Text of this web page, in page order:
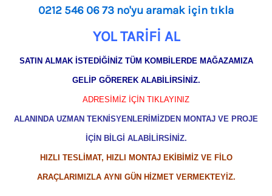
0212 546 06 73 no'yu aramak için tıkla
YOL TARİFİ AL
SATIN ALMAK İSTEDİĞİNİZ TÜM KOMBİLERDE MAĞAZAMIZA
GELİP GÖREREK ALABİLİRSİNİZ.
ADRESİMİZ İÇİN TIKLAYINIZ
ALANINDA UZMAN TEKNİSYENLERİMİZDEN MONTAJ VE PROJE
İÇİN BİLGİ ALABİLİRSİNİZ.
HIZLI TESLİMAT, HIZLI MONTAJ EKİBİMİZ VE FİLO
ARAÇLARIMIZLA AYNI GÜN HİZMET VERMEKTEYİZ.